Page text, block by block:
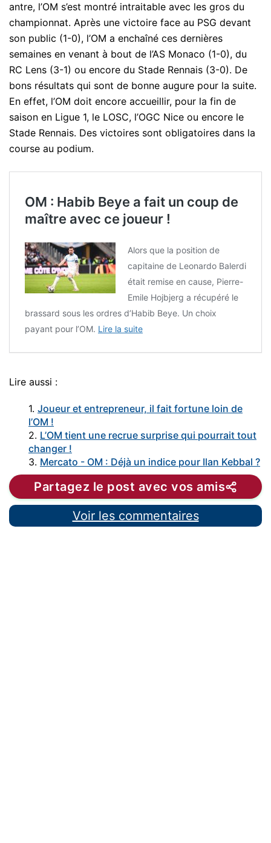
antre, l’OM s’est montré intraitable avec les gros du
championnat. Après une victoire face au PSG devant
son public (1-0), l’OM a enchaîné ces dernières
semaines en venant à bout de l’AS Monaco (1-0), du
RC Lens (3-1) ou encore du Stade Rennais (3-0). De
bons résultats qui sont de bonne augure pour la suite.
En effet, l’OM doit encore accueillir, pour la fin de
saison en Ligue 1, le LOSC, l’OGC Nice ou encore le
Stade Rennais. Des victoires sont obligatoires dans la
course au podium.
OM : Habib Beye a fait un coup de
maître avec ce joueur !
Alors que la position de
capitaine de Leonardo Balerdi
était remise en cause, Pierre-
Emile Hojbjerg a récupéré le
brassard sous les ordres d’Habib Beye. Un choix
payant pour l’OM. Lire la suite
Lire aussi :
1. Joueur et entrepreneur, il fait fortune loin de
l’OM !
2. L’OM tient une recrue surprise qui pourrait tout
changer !
3. Mercato - OM : Déjà un indice pour Ilan Kebbal ?
Partagez le post avec vos amis
Voir les commentaires